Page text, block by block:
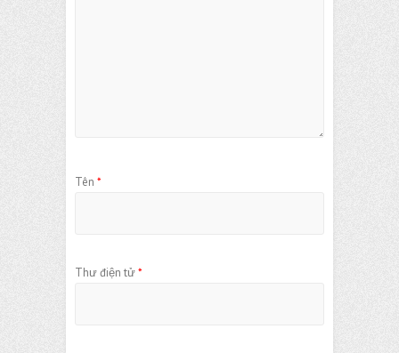
Tên *
Thư điện tử*